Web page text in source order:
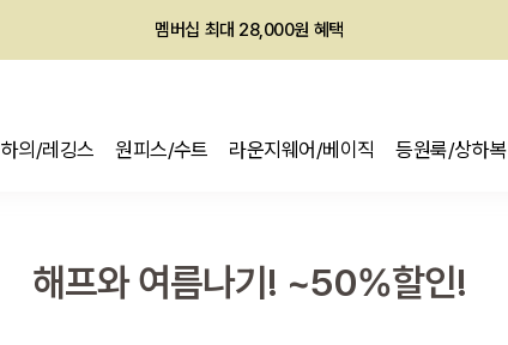
회원전용 아울렛, 가입하면 ~60% 할인!
하의/레깅스 원피스/수트 라운지웨어/베이직 등원룩/상하복
해프와 여름나기! ~50%할인!